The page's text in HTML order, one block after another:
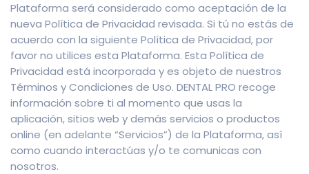
Plataforma será considerado como aceptación de la
nueva Política de Privacidad revisada. Si tú no estás de
acuerdo con la siguiente Política de Privacidad, por
favor no utilices esta Plataforma. Esta Política de
Privacidad está incorporada y es objeto de nuestros
Términos y Condiciones de Uso. DENTAL PRO recoge
información sobre ti al momento que usas la
aplicación, sitios web y demás servicios o productos
online (en adelante “Servicios”) de la Plataforma, así
como cuando interactúas y/o te comunicas con
nosotros.